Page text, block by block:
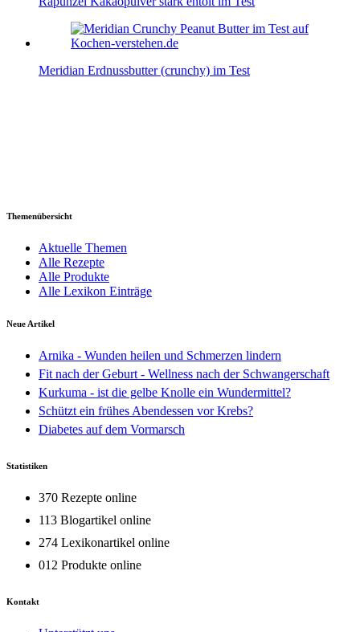
Meridian Erdnussbutter (crunchy) im Test
Themenübersicht
Aktuelle Themen
Alle Rezepte
Alle Produkte
Alle Lexikon Einträge
Neue Artikel
Arnika - Wunden heilen und Schmerzen lindern
Fit nach der Geburt - Wellness nach der Schwangerschaft
Kurkuma - ist die gelbe Knolle ein Wundermittel?
Schützt ein frühes Abendessen vor Krebs?
Diabetes auf dem Vormarsch
Statistiken
370 Rezepte online
113 Blogartikel online
274 Lexikonartikel online
012 Produkte online
Kontakt